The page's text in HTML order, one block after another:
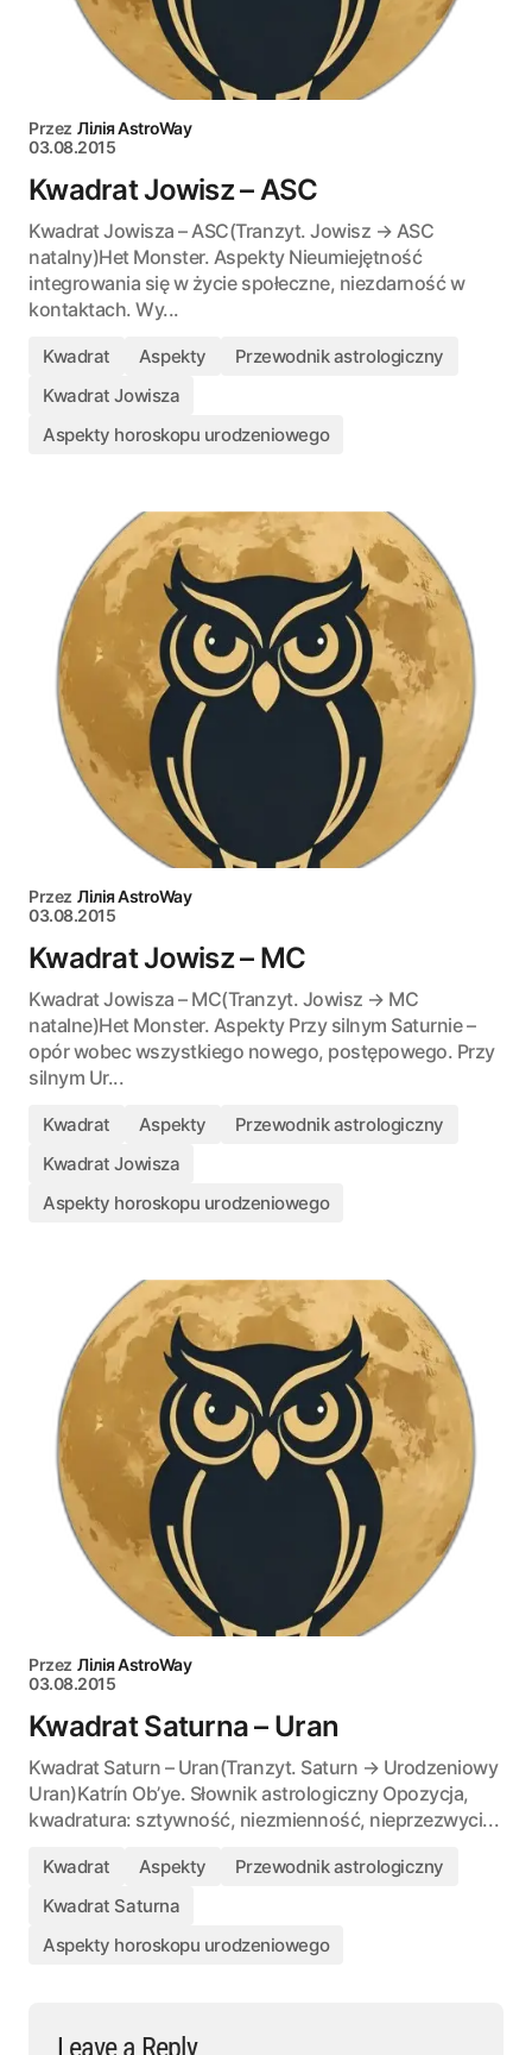
Przez Лілія AstroWay
03.08.2015
Kwadrat Jowisz – ASC
Kwadrat Jowisza – ASC(Tranzyt. Jowisz → ASC
natalny)Het Monster. Aspekty Nieumiejętność
integrowania się w życie społeczne, niezdarność w
kontaktach. Wy...
Kwadrat Aspekty
Przewodnik astrologiczny
Kwadrat Jowisza
Aspekty horoskopu urodzeniowego
Przez Лілія AstroWay
03.08.2015
Kwadrat Jowisz – MC
Kwadrat Jowisza – MC(Tranzyt. Jowisz → MC
natalne)Het Monster. Aspekty Przy silnym Saturnie –
opór wobec wszystkiego nowego, postępowego. Przy
silnym Ur...
Kwadrat Aspekty
Przewodnik astrologiczny
Kwadrat Jowisza
Aspekty horoskopu urodzeniowego
Przez Лілія AstroWay
03.08.2015
Kwadrat Saturna – Uran
Kwadrat Saturn – Uran(Tranzyt. Saturn → Urodzeniowy
Uran)Katrín Ob’ye. Słownik astrologiczny Opozycja,
kwadratura: sztywność, niezmienność, nieprzezwyci...
Kwadrat Aspekty
Przewodnik astrologiczny
Kwadrat Saturna
Aspekty horoskopu urodzeniowego
Leave a Reply